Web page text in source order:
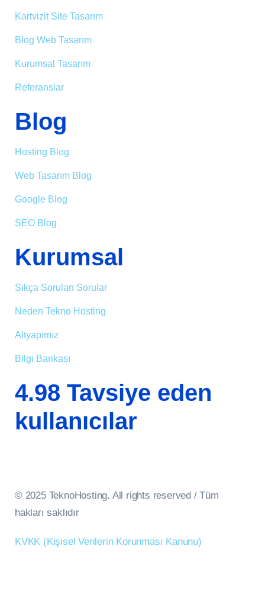
Kartvizit Site Tasarım
Blog Web Tasarım
Kurumsal Tasarım
Referanslar
Blog
Hosting Blog
Web Tasarım Blog
Google Blog
SEO Blog
Kurumsal
Sıkça Sorulan Sorular
Neden Tekno Hosting
Altyapımız
Bilgi Bankası
4.98 Tavsiye eden
kullanıcılar
© 2025 TeknoHosting. All rights reserved / Tüm
hakları saklıdır
KVKK (Kişisel Verilerin Korunması Kanunu)